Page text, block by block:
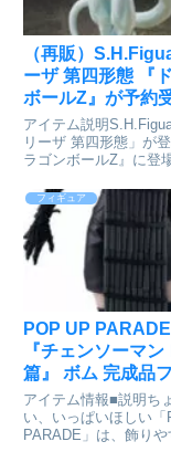
（再販）
ーザ 第四形態 『
ボールZ』が予約
アイテム説明
リーザ 第四形態」が
ラゴンボールZ』に登
用頭部パーツや交換用
に加え、発光時をイメ
メック星ドラゴンボー
が付属。同梱内容...
フィギュア
POP UP
『チェンソーマン
篇』 ボム 完成品
ア[グッドスマイ
ニー]が予約受付中
アイテム情報■説明ち
い、いっぱいほしい「
PARADE」は、飾り